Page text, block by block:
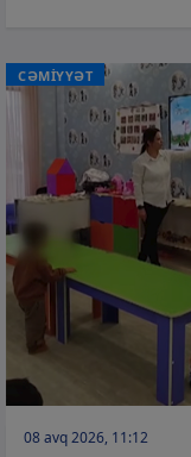
CƏMİYYƏT
08 avq 2026, 11:12